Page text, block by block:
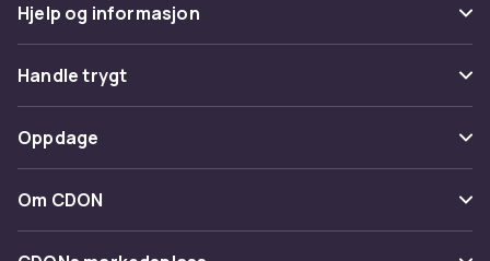
Hjelp og informasjon
Vanlige spørsmål
Spor pakke
Angre & returner her
Kontakt oss
Handle trygt
Betaling
Levering
Oppdage
Kategorier
Varemerker
Om CDON
Om oss